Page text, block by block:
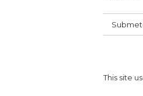
This site